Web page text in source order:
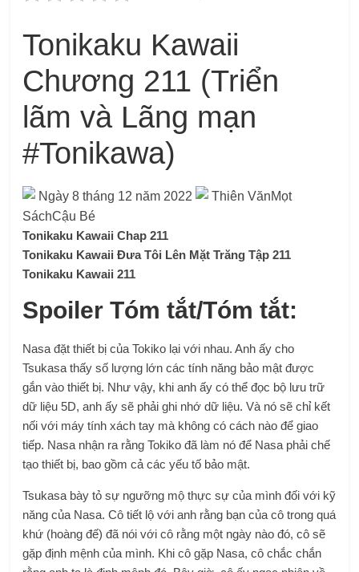
Tonikaku Kawaii
Chương 211 (Triển
lãm và Lãng mạn
#Tonikawa)
Ngày 8 tháng 12 năm 2022
Thiên VănMọt
SáchCậu Bé
Tonikaku Kawaii Chap 211
Tonikaku Kawaii Đưa Tôi Lên Mặt Trăng Tập 211
Tonikaku Kawaii 211
Spoiler Tóm tắt/Tóm tắt:
Nasa đặt thiết bị của Tokiko lại với nhau. Anh ấy cho
Tsukasa thấy số lượng lớn các tính năng bảo mật được
gắn vào thiết bị. Như vậy, khi anh ấy có thể đọc bộ lưu trữ
dữ liệu 5D, anh ấy sẽ phải ghi nhớ dữ liệu. Và nó sẽ chỉ kết
nối với máy tính xách tay mà không có cách nào để giao
tiếp. Nasa nhận ra rằng Tokiko đã làm nó để Nasa phải chế
tạo thiết bị, bao gồm cả các yếu tố bảo mật.
Tsukasa bày tỏ sự ngưỡng mộ thực sự của mình đối với kỹ
năng của Nasa. Cô tiết lộ với anh rằng bạn của cô trong quá
khứ (hoàng đế) đã nói với cô rằng một ngày nào đó, cô sẽ
gặp định mệnh của mình. Khi cô gặp Nasa, cô chắc chắn